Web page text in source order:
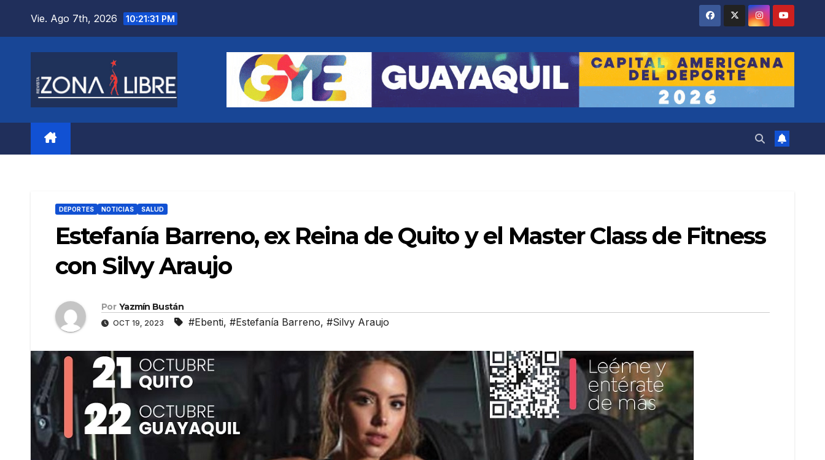
Vie. Ago 7th, 2026 10:21:32 PM
DEPORTES NOTICIAS SALUD
Estefanía Barreno, ex Reina de Quito y el Master Class de Fitness
con Silvy Araujo
Por Yazmín Bustán
OCT 19, 2023 #Ebenti, #Estefanía Barreno, #Silvy Araujo